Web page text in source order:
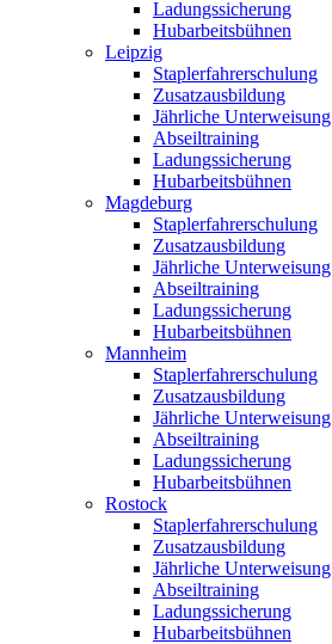
Ladungssicherung
Hubarbeitsbühnen
Leipzig
Staplerfahrerschulung
Zusatzausbildung
Jährliche Unterweisung
Abseiltraining
Ladungssicherung
Hubarbeitsbühnen
Magdeburg
Staplerfahrerschulung
Zusatzausbildung
Jährliche Unterweisung
Abseiltraining
Ladungssicherung
Hubarbeitsbühnen
Mannheim
Staplerfahrerschulung
Zusatzausbildung
Jährliche Unterweisung
Abseiltraining
Ladungssicherung
Hubarbeitsbühnen
Rostock
Staplerfahrerschulung
Zusatzausbildung
Jährliche Unterweisung
Abseiltraining
Ladungssicherung
Hubarbeitsbühnen